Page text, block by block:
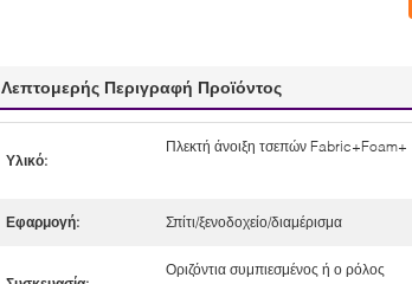
Λεπτομερής Περιγραφή Προϊόντος
Υλικό:
Πλεκτή άνοιξη τσεπών Fabric+Foam+
Εφαρμογή: Σπίτι/ξενοδοχείο/διαμέρισμα
Οριζόντια συμπιεσμένος ή ο ρόλος